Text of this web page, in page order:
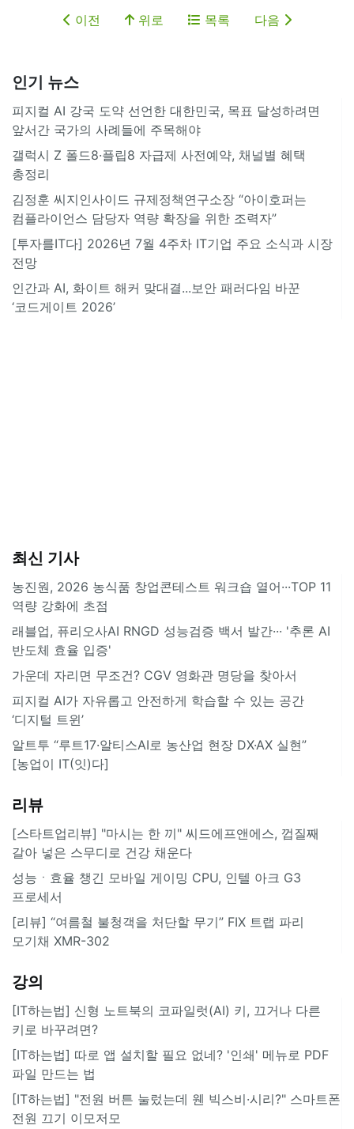
이전 위로 목록 다음
인기 뉴스
피지컬 AI 강국 도약 선언한 대한민국, 목표 달성하려면
앞서간 국가의 사례들에 주목해야
갤럭시 Z 폴드8·플립8 자급제 사전예약, 채널별 혜택
총정리
김정훈 씨지인사이드 규제정책연구소장 “아이호퍼는
컴플라이언스 담당자 역량 확장을 위한 조력자”
[투자를IT다] 2026년 7월 4주차 IT기업 주요 소식과 시장
전망
인간과 AI, 화이트 해커 맞대결...보안 패러다임 바꾼
‘코드게이트 2026’
최신 기사
농진원, 2026 농식품 창업콘테스트 워크숍 열어···TOP 11
역량 강화에 초점
래블업, 퓨리오사AI RNGD 성능검증 백서 발간··· '추론 AI
반도체 효율 입증'
가운데 자리면 무조건? CGV 영화관 명당을 찾아서
피지컬 AI가 자유롭고 안전하게 학습할 수 있는 공간
‘디지털 트윈’
알트투 “루트17·알티스AI로 농산업 현장 DX·AX 실현”
[농업이 IT(잇)다]
리뷰
[스타트업리뷰] "마시는 한 끼" 씨드에프앤에스, 껍질째
갈아 넣은 스무디로 건강 채운다
성능ㆍ효율 챙긴 모바일 게이밍 CPU, 인텔 아크 G3
프로세서
[리뷰] “여름철 불청객을 처단할 무기” FIX 트랩 파리
모기채 XMR-302
강의
[IT하는법] 신형 노트북의 코파일럿(AI) 키, 끄거나 다른
키로 바꾸려면?
[IT하는법] 따로 앱 설치할 필요 없네? '인쇄' 메뉴로 PDF
파일 만드는 법
[IT하는법] "전원 버튼 눌렀는데 웬 빅스비·시리?" 스마트폰
전원 끄기 이모저모